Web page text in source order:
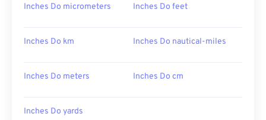
Inches Do micrometers Inches Do feet
Inches Do km Inches Do nautical-miles
Inches Do meters Inches Do cm
Inches Do yards